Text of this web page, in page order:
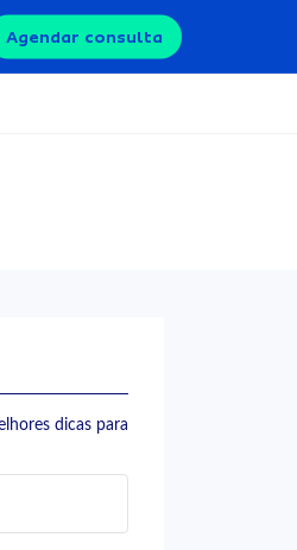
Agendar consulta
dicas para